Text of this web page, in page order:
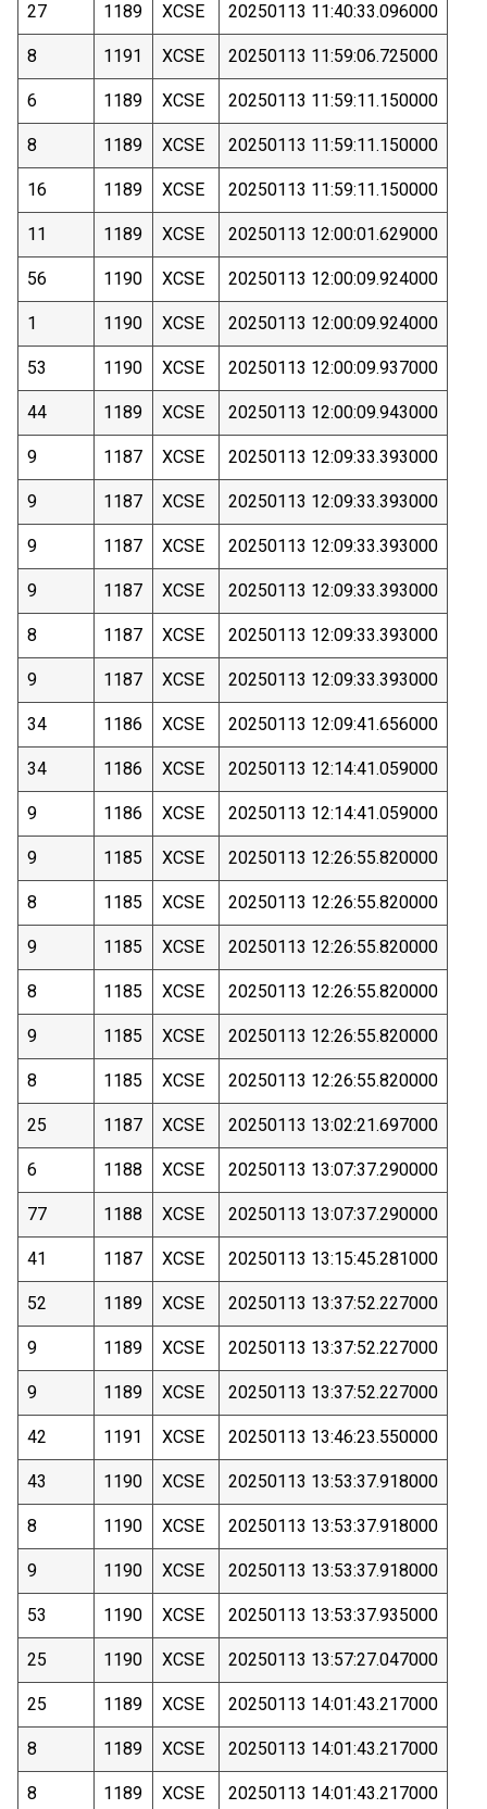
27 1189 XCSE 20250113 11:40:33.096000
8 1191 XCSE 20250113 11:59:06.725000
6 1189 XCSE 20250113 11:59:11.150000
8 1189 XCSE 20250113 11:59:11.150000
16 1189 XCSE 20250113 11:59:11.150000
11 1189 XCSE 20250113 12:00:01.629000
56 1190 XCSE 20250113 12:00:09.924000
1 1190 XCSE 20250113 12:00:09.924000
53 1190 XCSE 20250113 12:00:09.937000
44 1189 XCSE 20250113 12:00:09.943000
9 1187 XCSE 20250113 12:09:33.393000
9 1187 XCSE 20250113 12:09:33.393000
9 1187 XCSE 20250113 12:09:33.393000
9 1187 XCSE 20250113 12:09:33.393000
8 1187 XCSE 20250113 12:09:33.393000
9 1187 XCSE 20250113 12:09:33.393000
34 1186 XCSE 20250113 12:09:41.656000
34 1186 XCSE 20250113 12:14:41.059000
9 1186 XCSE 20250113 12:14:41.059000
9 1185 XCSE 20250113 12:26:55.820000
8 1185 XCSE 20250113 12:26:55.820000
9 1185 XCSE 20250113 12:26:55.820000
8 1185 XCSE 20250113 12:26:55.820000
9 1185 XCSE 20250113 12:26:55.820000
8 1185 XCSE 20250113 12:26:55.820000
25 1187 XCSE 20250113 13:02:21.697000
6 1188 XCSE 20250113 13:07:37.290000
77 1188 XCSE 20250113 13:07:37.290000
41 1187 XCSE 20250113 13:15:45.281000
52 1189 XCSE 20250113 13:37:52.227000
9 1189 XCSE 20250113 13:37:52.227000
9 1189 XCSE 20250113 13:37:52.227000
42 1191 XCSE 20250113 13:46:23.550000
43 1190 XCSE 20250113 13:53:37.918000
8 1190 XCSE 20250113 13:53:37.918000
9 1190 XCSE 20250113 13:53:37.918000
53 1190 XCSE 20250113 13:53:37.935000
25 1190 XCSE 20250113 13:57:27.047000
25 1189 XCSE 20250113 14:01:43.217000
8 1189 XCSE 20250113 14:01:43.217000
8 1189 XCSE 20250113 14:01:43.217000